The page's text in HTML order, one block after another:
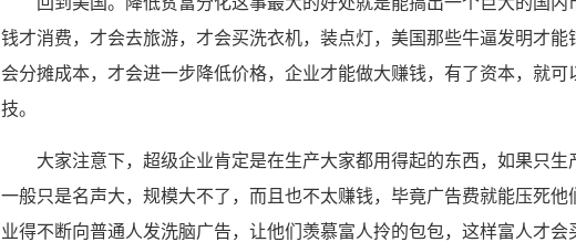
钱才消费，才会去旅游，才会买洗衣机，装点灯，美国那些牛逼发明才能
会分摊成本，才会进一步降低价格，企业才能做大赚钱，有了资本，就可
技。
大家注意下，超级企业肯定是在生产大家都用得起的东西，如果只生
一般只是名声大，规模大不了，而且也不太赚钱，毕竟广告费就能压死他
业得不断向普通人发洗脑广告，让他们羡慕富人拎的包包，这样富人才会